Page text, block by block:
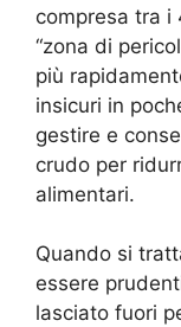
compresa tra i
“zona di
più
insicuri in
gestire e
crudo per
alimentari.
Quando si
essere
lasciato fuori